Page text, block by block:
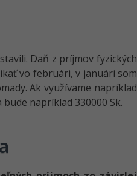
Daň z príjmov fyzických
vo februári, v januári som
Ak využívame napríklad
napríklad 330000 Sk.